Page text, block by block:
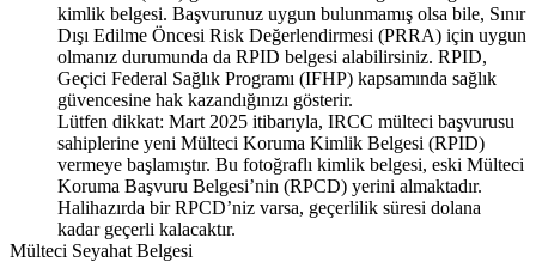
kimlik belgesi. Başvurunuz uygun bulunmamış olsa bile, Sınır
Dışı Edilme Öncesi Risk Değerlendirmesi (PRRA) için uygun
olmanız durumunda da RPID belgesi alabilirsiniz. RPID,
Geçici Federal Sağlık Programı (IFHP) kapsamında sağlık
güvencesine hak kazandığınızı gösterir.
Lütfen dikkat: Mart 2025 itibarıyla, IRCC mülteci başvurusu
sahiplerine yeni Mülteci Koruma Kimlik Belgesi (RPID)
vermeye başlamıştır. Bu fotoğraflı kimlik belgesi, eski Mülteci
Koruma Başvuru Belgesi’nin (RPCD) yerini almaktadır.
Halihazırda bir RPCD’niz varsa, geçerlilik süresi dolana
kadar geçerli kalacaktır.
Mülteci Seyahat Belgesi